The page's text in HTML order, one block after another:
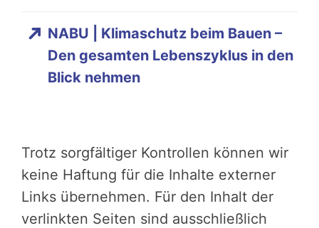
NABU | Klimaschutz beim Bauen –
Den gesamten Lebenszyklus in den
Blick nehmen
Trotz sorgfältiger Kontrollen können wir
keine Haftung für die Inhalte externer
Links übernehmen. Für den Inhalt der
verlinkten Seiten sind ausschließlich